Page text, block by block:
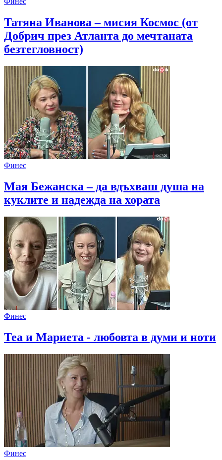
Татяна Иванова – мисия Космос (от
Добрич през Атланта до мечтаната
безтегловност)
Финес
Мая Бежанска – да вдъхваш душа на
куклите и надежда на хората
Финес
Теа и Мариета - любовта в думи и ноти
Финес